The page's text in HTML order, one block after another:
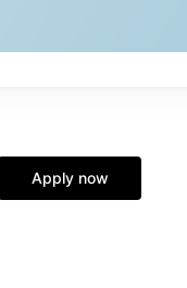
Apply now